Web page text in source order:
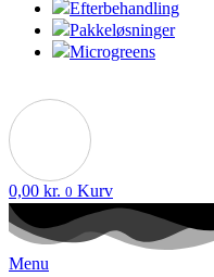
Efterbehandling
Pakkeløsninger
Microgreens
0,00 kr. 0 Kurv
Menu